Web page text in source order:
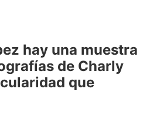
hay una muestra
de Charly
que